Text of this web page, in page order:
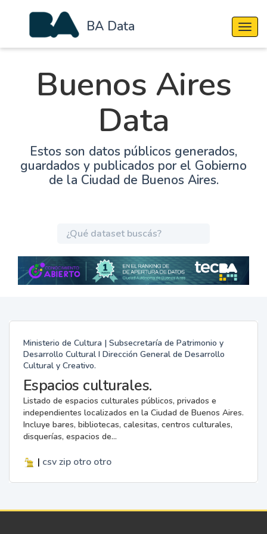
BA Data
Buenos Aires
Data
Estos son datos públicos generados,
guardados y publicados por el Gobierno
de la Ciudad de Buenos Aires.
Ministerio de Cultura | Subsecretaría de Patrimonio y
Desarrollo Cultural I Dirección General de Desarrollo
Cultural y Creativo.
Espacios culturales.
Listado de espacios culturales públicos, privados e
independientes localizados en la Ciudad de Buenos Aires.
Incluye bares, bibliotecas, calesitas, centros culturales,
disquerías, espacios de...
| csv zip otro otro